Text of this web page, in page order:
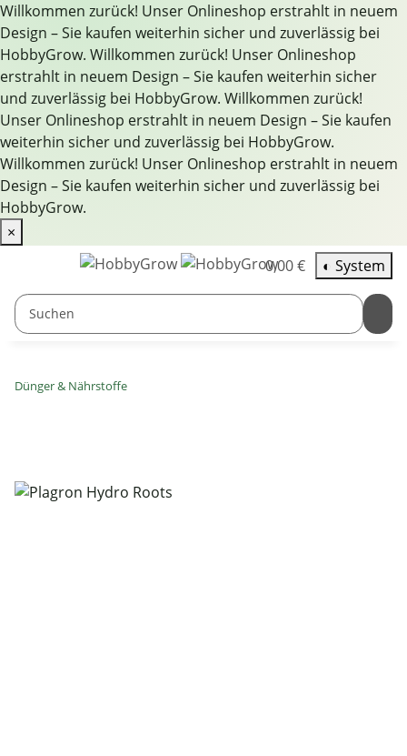
Willkommen zurück! Unser Onlineshop erstrahlt in neuem
Design – Sie kaufen weiterhin sicher und zuverlässig bei
HobbyGrow. Willkommen zurück! Unser Onlineshop
erstrahlt in neuem Design – Sie kaufen weiterhin sicher
und zuverlässig bei HobbyGrow. Willkommen zurück!
Unser Onlineshop erstrahlt in neuem Design – Sie kaufen
weiterhin sicher und zuverlässig bei HobbyGrow.
Willkommen zurück! Unser Onlineshop erstrahlt in neuem
Design – Sie kaufen weiterhin sicher und zuverlässig bei
HobbyGrow.
×
0,00 €
◐ System
Dünger & Nährstoffe